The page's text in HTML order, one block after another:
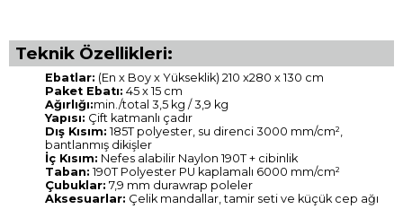
Teknik Özellikleri:
Ebatlar: (En x Boy x Yükseklik) 210 x280 x 130 cm
Paket Ebatı: 45 x 15 cm
Ağırlığı:min./total 3,5 kg / 3,9 kg
Yapısı: Çift katmanlı çadır
Dış Kısım: 185T polyester, su direnci 3000 mm/cm²,
bantlanmış dikişler
İç Kısım: Nefes alabilir Naylon 190T + cibinlik
Taban: 190T Polyester PU kaplamalı 6000 mm/cm²
Çubuklar: 7,9 mm durawrap poleler
Aksesuarlar: Çelik mandallar, tamir seti ve küçük cep ağı